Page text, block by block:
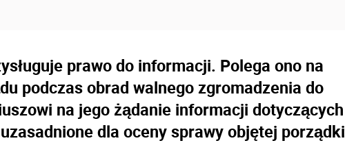
prawo do informacji. Polega ono na
podczas obrad walnego zgromadzenia do
na jego żądanie informacji dotyczących
dla oceny sprawy objętej